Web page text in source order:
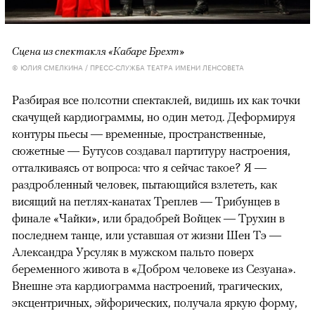
Сцена из спектакля «Кабаре Брехт»
© ЮЛИЯ СМЕЛКИНА / ПРЕСС-СЛУЖБА ТЕАТРА ИМЕНИ ЛЕНСОВЕТА
Разбирая все полсотни спектаклей, видишь их как точки
скачущей кардиограммы, но один метод. Деформируя
контуры пьесы — временные, пространственные,
сюжетные — Бутусов создавал партитуру настроения,
отталкиваясь от вопроса: что я сейчас такое? Я —
раздробленный человек, пытающийся взлететь, как
висящий на петлях-канатах Треплев — Трибунцев в
финале «Чайки», или брадобрей Войцек — Трухин в
последнем танце, или уставшая от жизни Шен Тэ —
Александра Урсуляк в мужском пальто поверх
беременного живота в «Добром человеке из Сезуана».
Внешне эта кардиограмма настроений, трагических,
эксцентричных, эйфорических, получала яркую форму,